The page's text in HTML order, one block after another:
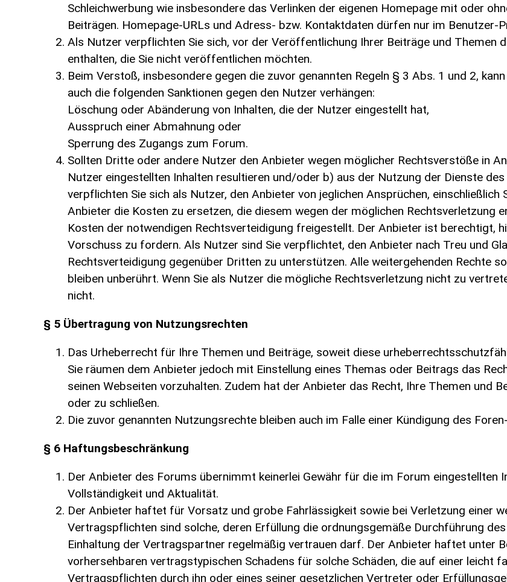
Schleichwerbung wie insbesondere das Verlinken der eigenen Homepage mit oder
Beiträgen. Homepage-URLs und Adress- bzw. Kontaktdaten dürfen nur im
Als Nutzer verpflichten Sie sich, vor der Veröffentlichung Ihrer Beiträge und Themen
enthalten, die Sie nicht veröffentlichen möchten.
Beim Verstoß, insbesondere gegen die zuvor genannten Regeln § 3 Abs. 1 und 2,
auch die folgenden Sanktionen gegen den Nutzer verhängen:
Löschung oder Abänderung von Inhalten, die der Nutzer eingestellt hat,
Ausspruch einer Abmahnung oder
Sperrung des Zugangs zum Forum.
Sollten Dritte oder andere Nutzer den Anbieter wegen möglicher Rechtsverstöße in
Nutzer eingestellten Inhalten resultieren und/oder b) aus der Nutzung der Dienste
verpflichten Sie sich als Nutzer, den Anbieter von jeglichen Ansprüchen,
Anbieter die Kosten zu ersetzen, die diesem wegen der möglichen Rechtsverletzung
Kosten der notwendigen Rechtsverteidigung freigestellt. Der Anbieter ist berechtigt,
Vorschuss zu fordern. Als Nutzer sind Sie verpflichtet, den Anbieter nach Treu und
Rechtsverteidigung gegenüber Dritten zu unterstützen. Alle weitergehenden Rechte
bleiben unberührt. Wenn Sie als Nutzer die mögliche Rechtsverletzung nicht zu
nicht.
§ 5 Übertragung von Nutzungsrechten
Das Urheberrecht für Ihre Themen und Beiträge, soweit diese
Sie räumen dem Anbieter jedoch mit Einstellung eines Themas oder Beitrags das
seinen Webseiten vorzuhalten. Zudem hat der Anbieter das Recht, Ihre Themen und
oder zu schließen.
Die zuvor genannten Nutzungsrechte bleiben auch im Falle einer Kündigung des
§ 6 Haftungsbeschränkung
Der Anbieter des Forums übernimmt keinerlei Gewähr für die im Forum eingestellten
Vollständigkeit und Aktualität.
Der Anbieter haftet für Vorsatz und grobe Fahrlässigkeit sowie bei Verletzung einer
Vertragspflichten sind solche, deren Erfüllung die ordnungsgemäße Durchführung
Einhaltung der Vertragspartner regelmäßig vertrauen darf. Der Anbieter haftet unter
vorhersehbaren vertragstypischen Schadens für solche Schäden, die auf einer leicht
Vertragspflichten durch ihn oder eines seiner gesetzlichen Vertreter oder